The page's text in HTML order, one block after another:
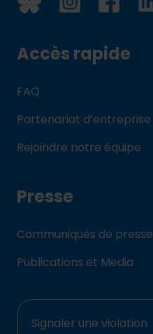
Accès rapide
FAQ
Partenariat d’entreprise
Rejoindre notre équipe
Presse
Communiqués de presse
Publications et Media
Signaler une violation